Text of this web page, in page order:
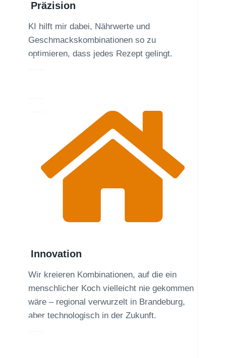
Präzision
KI hilft mir dabei, Nährwerte und
Geschmackskombinationen so zu
optimieren, dass jedes Rezept gelingt.
Innovation
Wir kreieren Kombinationen, auf die ein
menschlicher Koch vielleicht nie gekommen
wäre – regional verwurzelt in Brandeburg,
aber technologisch in der Zukunft.